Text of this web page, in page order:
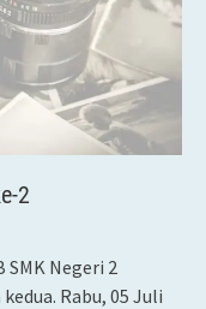
2
Negeri 2
Rabu, 05 Juli